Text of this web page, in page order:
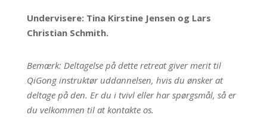
Undervisere: Tina Kirstine Jensen og Lars
Christian Schmith.
Bemærk: Deltagelse på dette retreat giver merit til
QiGong instruktør uddannelsen, hvis du ønsker at
deltage på den. Er du i tvivl eller har spørgsmål, så er
du velkommen til at kontakte os.